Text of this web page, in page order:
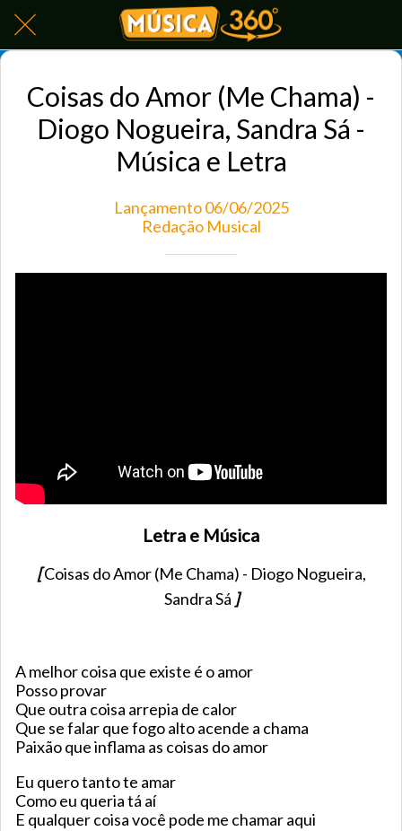
Coisas do Amor (Me Chama) -
Diogo Nogueira, Sandra Sá -
Música e Letra
Lançamento 06/06/2025
Redação Musical
Letra e Música
[Coisas do Amor (Me Chama) - Diogo Nogueira,
Sandra Sá ]
A melhor coisa que existe é o amor
Posso provar
Que outra coisa arrepia de calor
Que se falar que fogo alto acende a chama
Paixão que inflama as coisas do amor
Eu quero tanto te amar
Como eu queria tá aí
E qualquer coisa você pode me chamar aqui